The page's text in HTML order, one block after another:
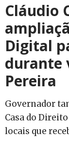
Cláudio
Digital
durante
Pereira
Governador
Casa do
locais que